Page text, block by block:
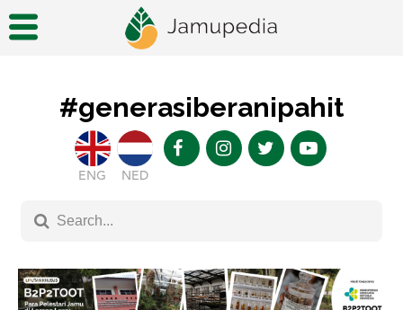
#generasiberanipahit
ENG NED